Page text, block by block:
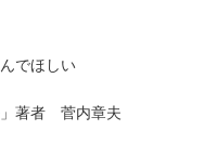
でほしい
」著者 菅内章夫